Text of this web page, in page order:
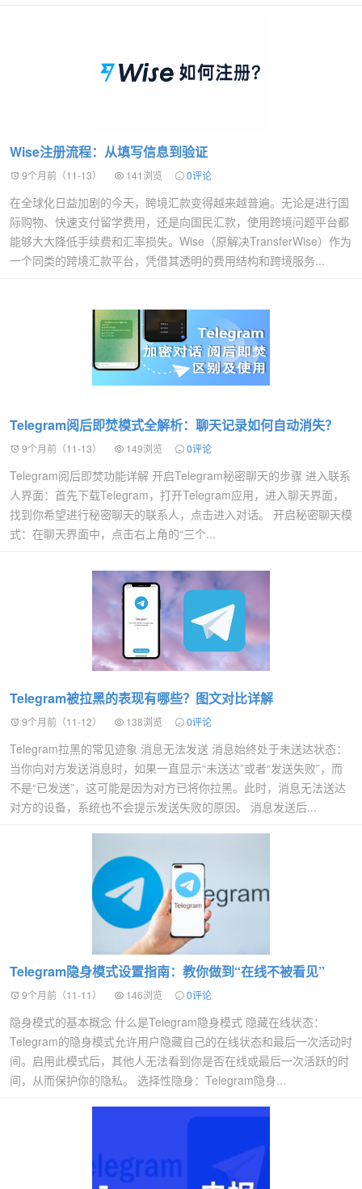
Wise注册流程：从填写信息到验证
9个月前（11-13） 141浏览 0评论
在全球化日益加剧的今天，跨境汇款变得越来越普遍。无论是进行国
际购物、快速支付留学费用，还是向国民汇款，使用跨境问题平台都
能够大大降低手续费和汇率损失。Wise（原解决TransferWise）作为
一个同类的跨境汇款平台，凭借其透明的费用结构和跨境服务...
Telegram阅后即焚模式全解析：聊天记录如何自动消失？
9个月前（11-13） 149浏览 0评论
Telegram阅后即焚功能详解 开启Telegram秘密聊天的步骤 进入联系
人界面：首先下载Telegram，打开Telegram应用，进入聊天界面，
找到你希望进行秘密聊天的联系人，点击进入对话。 开启秘密聊天模
式：在聊天界面中，点击右上角的“三个...
Telegram被拉黑的表现有哪些？图文对比详解
9个月前（11-12） 138浏览 0评论
Telegram拉黑的常见迹象 消息无法发送 消息始终处于未送达状态：
当你向对方发送消息时，如果一直显示“未送达”或者“发送失败”，而
不是“已发送”，这可能是因为对方已将你拉黑。此时，消息无法送达
对方的设备，系统也不会提示发送失败的原因。 消息发送后...
Telegram隐身模式设置指南：教你做到“在线不被看见”
9个月前（11-11） 146浏览 0评论
隐身模式的基本概念 什么是Telegram隐身模式 隐藏在线状态：
Telegram的隐身模式允许用户隐藏自己的在线状态和最后一次活动时
间。启用此模式后，其他人无法看到你是否在线或最后一次活跃的时
间，从而保护你的隐私。 选择性隐身：Telegram隐身...